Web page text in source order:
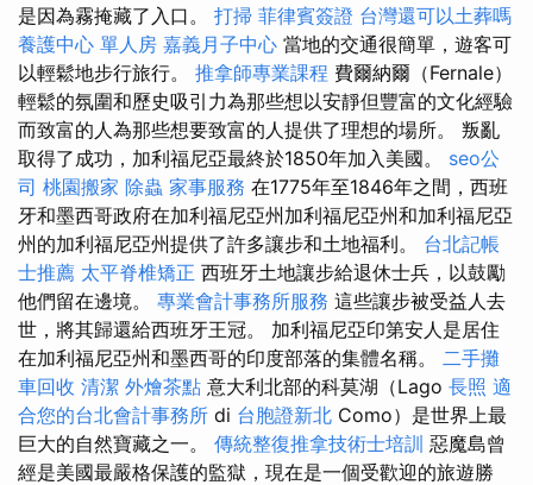
是因為霧掩藏了入口。 打掃 菲律賓簽證 台灣還可以土葬嗎
養護中心 單人房 嘉義月子中心 當地的交通很簡單，遊客可
以輕鬆地步行旅行。 推拿師專業課程 費爾納爾（Fernale）
輕鬆的氛圍和歷史吸引力為那些想以安靜但豐富的文化經驗
而致富的人為那些想要致富的人提供了理想的場所。 叛亂
取得了成功，加利福尼亞最終於1850年加入美國。 seo公
司 桃園搬家 除蟲 家事服務 在1775年至1846年之間，西班
牙和墨西哥政府在加利福尼亞州加利福尼亞州和加利福尼亞
州的加利福尼亞州提供了許多讓步和土地福利。 台北記帳
士推薦 太平脊椎矯正 西班牙土地讓步給退休士兵，以鼓勵
他們留在邊境。 專業會計事務所服務 這些讓步被受益人去
世，將其歸還給西班牙王冠。 加利福尼亞印第安人是居住
在加利福尼亞州和墨西哥的印度部落的集體名稱。 二手攤
車回收 清潔 外燴茶點 意大利北部的科莫湖（Lago 長照 適
合您的台北會計事務所 di 台胞證新北 Como）是世界上最
巨大的自然寶藏之一。 傳統整復推拿技術士培訓 惡魔島曾
經是美國最嚴格保護的監獄，現在是一個受歡迎的旅遊勝